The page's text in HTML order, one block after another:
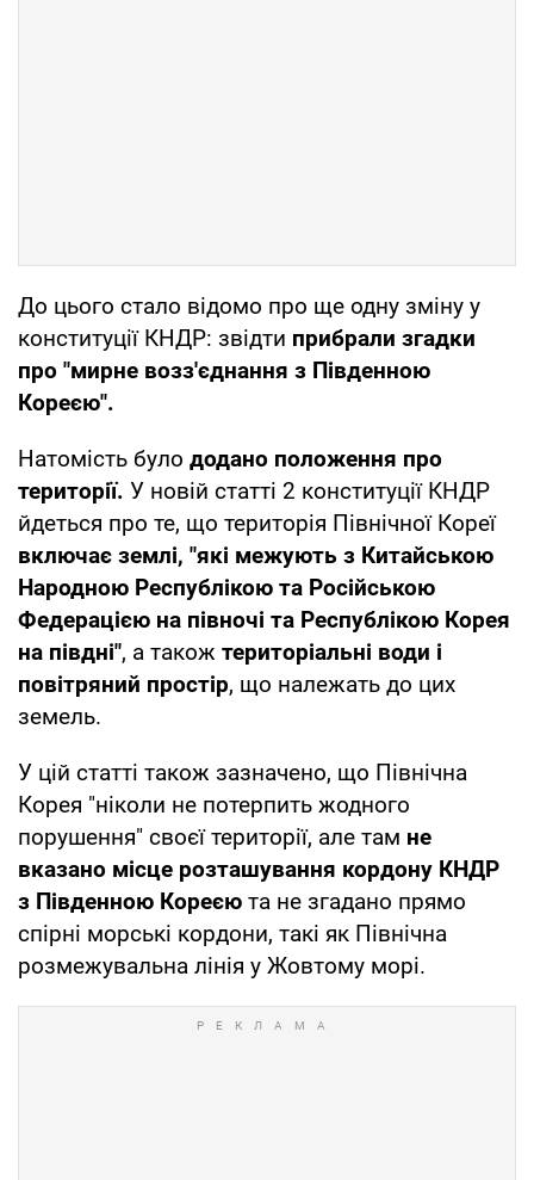
До цього стало відомо про ще одну зміну у
конституції КНДР: звідти прибрали згадки
про "мирне возз'єднання з Південною
Кореєю".
Натомість було додано положення про
території. У новій статті 2 конституції КНДР
йдеться про те, що територія Північної Кореї
включає землі, "які межують з Китайською
Народною Республікою та Російською
Федерацією на півночі та Республікою Корея
на півдні", а також територіальні води і
повітряний простір, що належать до цих
земель.
У цій статті також зазначено, що Північна
Корея "ніколи не потерпить жодного
порушення" своєї території, але там не
вказано місце розташування кордону КНДР
з Південною Кореєю та не згадано прямо
спірні морські кордони, такі як Північна
розмежувальна лінія у Жовтому морі.